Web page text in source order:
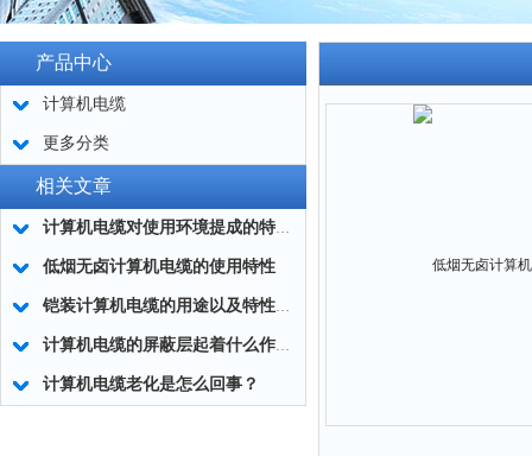
产品中心
计算机电缆
更多分类
相关文章
计算机电缆对使用环境提成的特殊要求
​低烟无卤计算机电缆的使用特性
铠装计算机电缆的用途以及特性有哪些？
计算机电缆的屏蔽层起着什么作用？
计算机电缆老化是怎么回事？